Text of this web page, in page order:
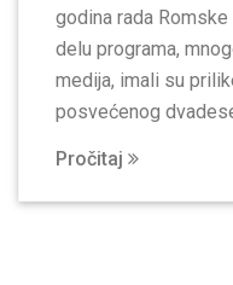
godina rada
delu programa,
medija, imali su
posvećenog
Pročitaj